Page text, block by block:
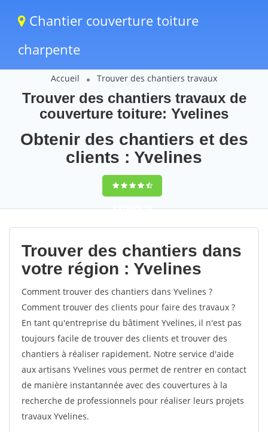
Chantier couverture toiture
charpente
Accueil Trouver des chantiers travaux
Trouver des chantiers travaux de
couverture toiture: Yvelines
Obtenir des chantiers et des
clients : Yvelines
9,5(100%)75
votes
Trouver des chantiers dans
votre région : Yvelines
Comment trouver des chantiers dans Yvelines ?
Comment trouver des clients pour faire des travaux ?
En tant qu'entreprise du bâtiment Yvelines, il n'est pas
toujours facile de trouver des clients et trouver des
chantiers à réaliser rapidement. Notre service d'aide
aux artisans Yvelines vous permet de rentrer en contact
de manière instantannée avec des couvertures à la
recherche de professionnels pour réaliser leurs projets
travaux Yvelines.